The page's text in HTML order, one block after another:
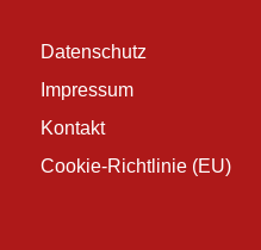
Datenschutz
Impressum
Kontakt
Cookie-Richtlinie (EU)